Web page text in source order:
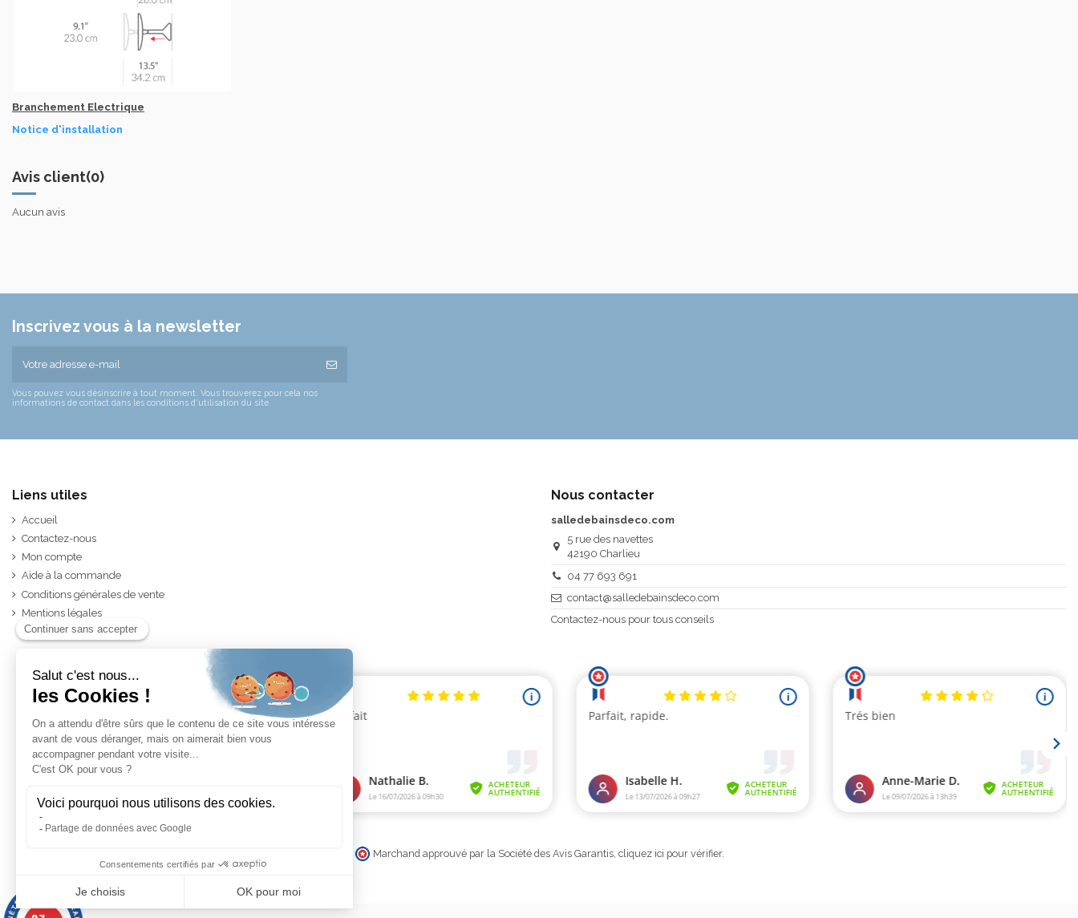
Branchement Electrique
Notice d'installation
Avis client(0)
Aucun avis
Inscrivez vous à la newsletter
Vous pouvez vous désinscrire à tout moment. Vous trouverez pour cela nos
informations de contact dans les conditions d'utilisation du site.
Liens utiles
Accueil
Contactez-nous
Mon compte
Aide à la commande
Conditions générales de vente
Mentions légales
Nous contacter
salledebainsdeco.com
5 rue des navettes
42190 Charlieu
04 77 693 691
contact@salledebainsdeco.com
Contactez-nous pour tous conseils
Marchand approuvé par la Société des Avis Garantis, cliquez ici pour vérifier.